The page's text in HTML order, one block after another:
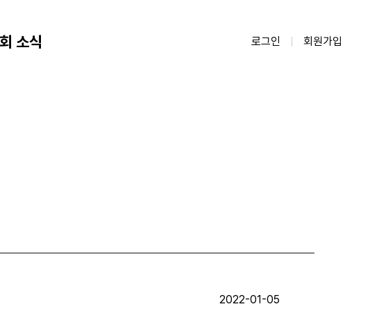
소식 로그인 회원가입
2022-01-05